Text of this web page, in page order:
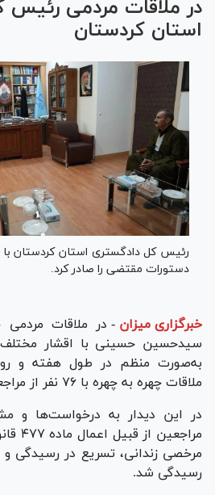
در ملاقات مردمی رئیس
استان کردستان
دستورات مقتضی را صادر کرد.
خبرگزاری میزان - در ملاقات مردمی
سیدحسین حسینی با اقشار
به‌صورت منظم در طول هفته و
ملاقات چهره به چهره با ۷۶ نفر از مراجعین انجام شد.
در این دیدار به درخواست‌ها و
مرخصی زندانی، تسریع در رسیدگی
رسیدگی شد.